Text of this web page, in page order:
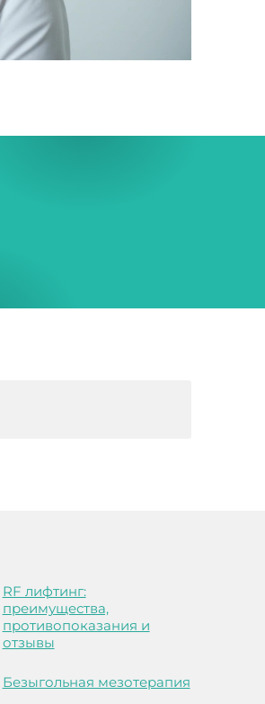
RF лифтинг:
преимущества,
противопоказания и
отзывы
Безыгольная мезотерапия